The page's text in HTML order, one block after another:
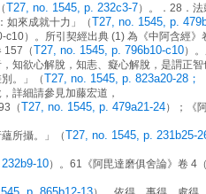
T27, no. 1545, p. 232c3-7）。．28．法
來成就十力」（T27, no. 1545, p.
）。所引契經出典 (1) 為《中阿含經》
157（T27, no. 1545, p. 796b10-c10）
知欲心解脫，知恚、癡心解脫，是謂正
。」（T27, no. 1545, p. 823a20-28；
詳細請參見加藤宏道，
（T27, no. 1545, p. 479a21-24）；《
所攝。」（T27, no. 1545, p. 231b25-
10）。61《阿毘達磨俱舍論》卷 4